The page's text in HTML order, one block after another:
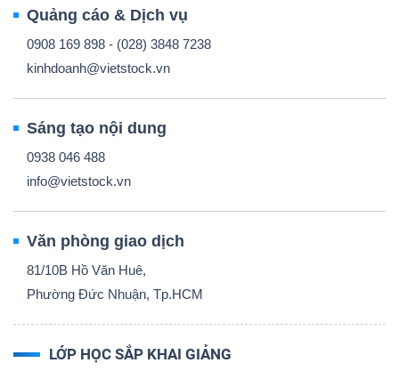
Quảng cáo & Dịch vụ
0908 169 898 - (028) 3848 7238
kinhdoanh@vietstock.vn
Sáng tạo nội dung
0938 046 488
info@vietstock.vn
Văn phòng giao dịch
81/10B Hồ Văn Huê,
Phường Đức Nhuận, Tp.HCM
LỚP HỌC SẮP KHAI GIẢNG